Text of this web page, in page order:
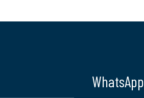
WhatsApp